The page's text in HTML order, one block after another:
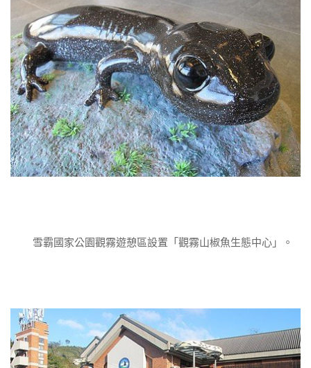
雪霸國家公園觀霧遊憩區設置「觀霧山椒魚生態中心」。